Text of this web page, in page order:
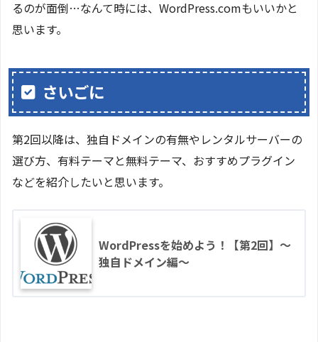
るのが面倒…なんて時には、WordPress.comもいいかと
思います。
さいごに
第2回以降は、独自ドメインの有無やレンタルサーバーの
選び方、有料テーマと無料テーマ、おすすめプラグイン
などを紹介したいと思います。
WordPressを始めよう！【第2回】～
独自ドメイン編～